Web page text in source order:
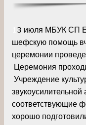
3 июля МБУК СП
шефскую помощь в
церемонии
Церемония
Учреждение
соответствующие
хорошо